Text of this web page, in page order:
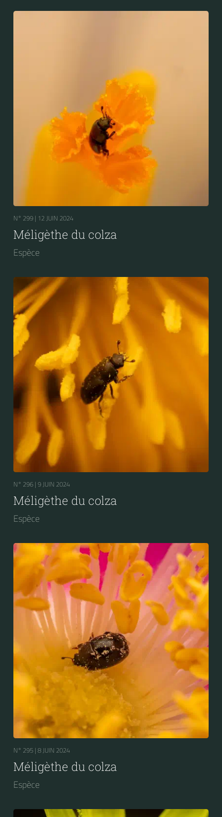
N° 299 | 12 JUIN 2024
Méligèthe du colza
Espèce
N° 296 | 9 JUIN 2024
Méligèthe du colza
Espèce
N° 295 | 8 JUIN 2024
Méligèthe du colza
Espèce